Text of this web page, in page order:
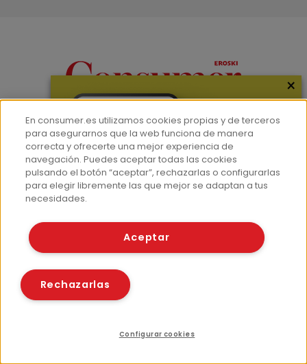
Información útil y práctica sobre consumo para tu
día a día
Canales
Alimentación
Seguridad alimentaria
Salud
Recursos
Monográficos
×
En consumer.es utilizamos cookies propias y de terceros
para asegurarnos que la web funciona de manera
correcta y ofrecerte una mejor experiencia de
navegación. Puedes aceptar todas las cookies
pulsando el botón “aceptar”, rechazarlas o configurarlas
para elegir libremente las que mejor se adaptan a tus
necesidades.
Aceptar
Rechazarlas
Configurar cookies